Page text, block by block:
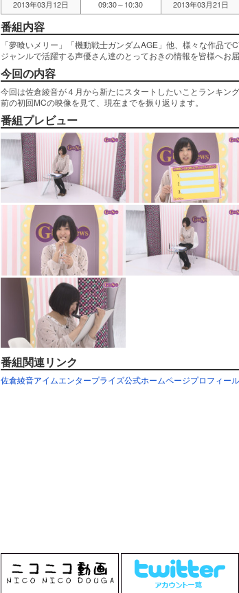
2013年03月12日
09:30～10:30 2013年03月21日
番組内容
「夢喰いメリー」「機動戦士ガンダムAGE」他、様々な作品
ジャンルで活躍する声優さん達のとっておきの情報を皆様へお
今回の内容
今回は佐倉綾音が４月から新たにスタートしたいことランキ
前の初回MCの映像を見て、現在までを振り返ります。
番組プレビュー
番組関連リンク
佐倉綾音アイムエンタープライズ公式ホームページプロフィール